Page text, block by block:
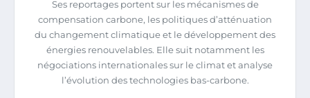
Ses reportages portent sur les mécanismes de
compensation carbone, les politiques d’atténuation
du changement climatique et le développement des
énergies renouvelables. Elle suit notamment les
négociations internationales sur le climat et analyse
l’évolution des technologies bas-carbone.